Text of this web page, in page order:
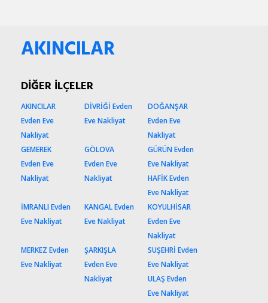
AKINCILAR
DİĞER İLÇELER
AKINCILAR
Evden Eve
Nakliyat
DİVRİĞİ Evden
Eve Nakliyat
DOĞANŞAR
Evden Eve
Nakliyat
GEMEREK
Evden Eve
Nakliyat
GÖLOVA
Evden Eve
Nakliyat
GÜRÜN Evden
Eve Nakliyat
HAFİK Evden
Eve Nakliyat
İMRANLI Evden
Eve Nakliyat
KANGAL Evden
Eve Nakliyat
KOYULHİSAR
Evden Eve
Nakliyat
MERKEZ Evden
Eve Nakliyat
ŞARKIŞLA
Evden Eve
Nakliyat
SUŞEHRİ Evden
Eve Nakliyat
ULAŞ Evden
Eve Nakliyat